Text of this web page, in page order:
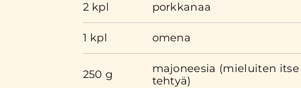
2 kpl porkkanaa
1 kpl omena
250 g
majoneesia (mieluiten itse
tehtyä)